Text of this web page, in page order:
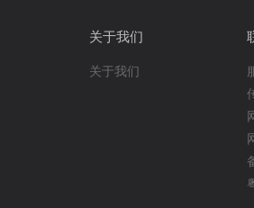
关于我们
关于我们